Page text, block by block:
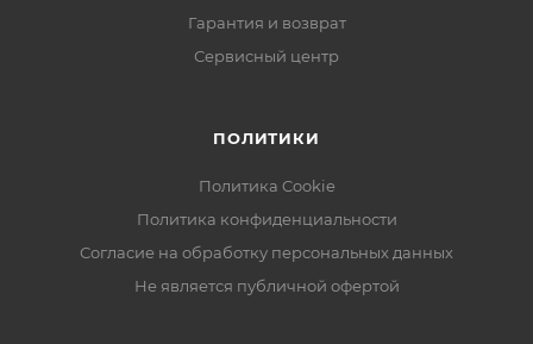
Высокая чувствительность.
Большая сканирующая поверхность.
Высокая помехоустойчивость.
Обнаружение всех видов металлов.
Звуковая и световая индикация.
Индикация разряда батареи.
Гарантия и возврат
Сервисный центр
ПОЛИТИКИ
Политика Cookie
Политика конфиденциальности
Согласие на обработку персональных данных
Не является публичной офертой